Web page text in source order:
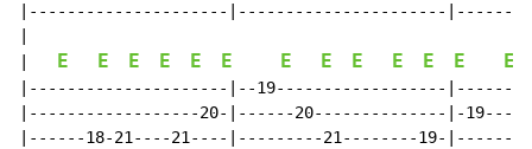
|---------------------|----------------------
E E E E E E E E E E E E E
|---------------------|--19------------------
|------------------20-|------20--------------|-
|------18-21----21----|---------21--------19-